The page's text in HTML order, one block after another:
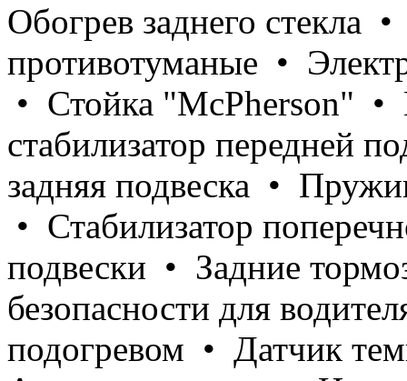
Обогрев заднего стекла
противотуманые •
• Стойка "МсPherson" •
стабилизатор передней
задняя подвеска •
• Стабилизатор
подвески • Задние
безопасности для
подогревом • Датчик